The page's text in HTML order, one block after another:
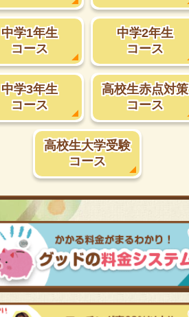
中学1年生
コース
中学2年生
コース
中学3年生
コース
高校生赤点対策
コース
高校生大学受験
コース